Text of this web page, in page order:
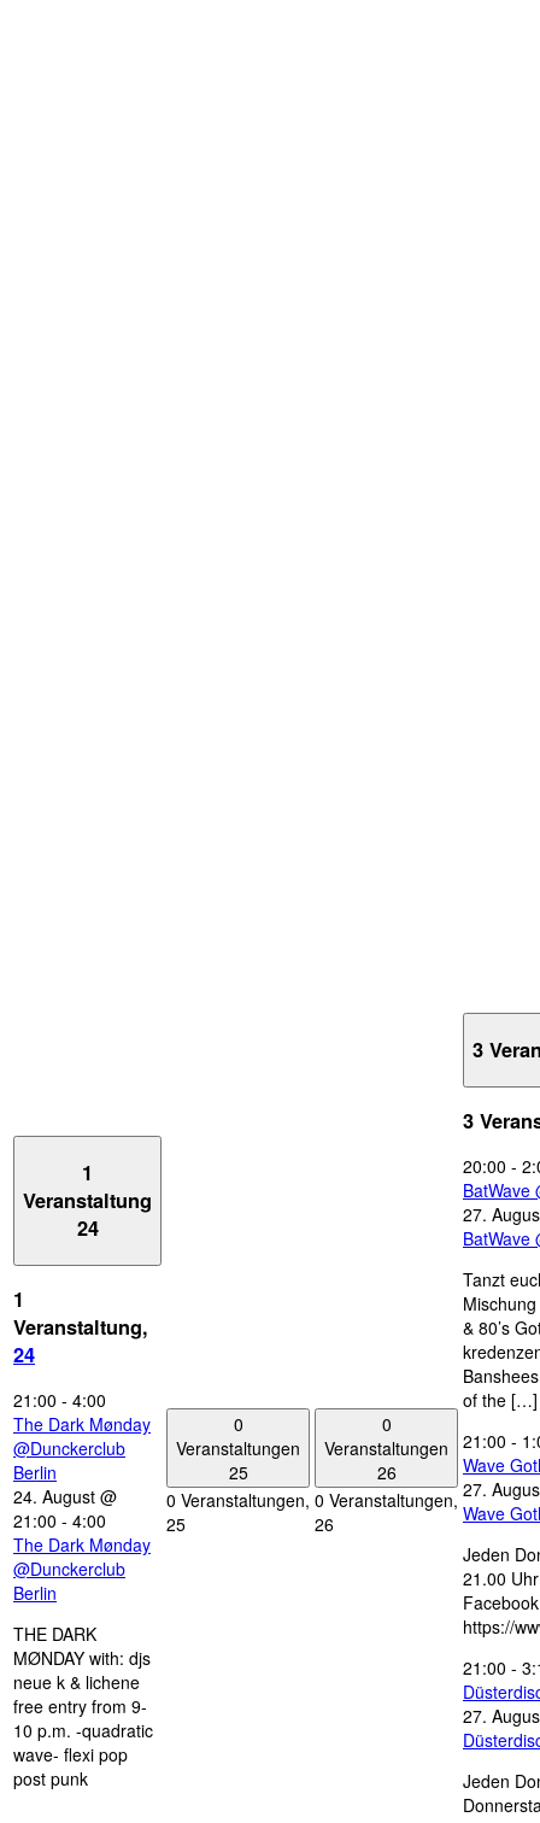
1
Veranstaltung
24
1
Veranstaltung,
24
21:00 - 4:00
The Dark Mønday
@Dunckerclub
Berlin
24. August @
21:00 - 4:00
The Dark Mønday
@Dunckerclub
Berlin
THE DARK
MØNDAY with: djs
neue k & lichene
free entry from 9-
10 p.m. -quadratic
wave- flexi pop
post punk
0
Veranstaltungen
25
0 Veranstaltungen,
25
0
Veranstaltungen
26
0 Veranstaltungen,
26
3
3
20:00 -
BatWave
27.
BatWave
Tanzt
& 80’s
of the […]
21:00 -
Wave
27.
Wave
Jeden
21.00
https://
21:00 -
27.
Jeden